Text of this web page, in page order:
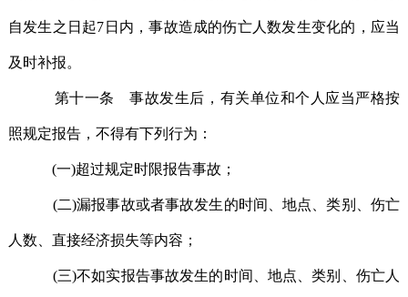
自发生之日起7日内，事故造成的伤亡人数发生变化的，应当
及时补报。
第十一条 事故发生后，有关单位和个人应当严格按
照规定报告，不得有下列行为：
(一)超过规定时限报告事故；
(二)漏报事故或者事故发生的时间、地点、类别、伤亡
人数、直接经济损失等内容；
(三)不如实报告事故发生的时间、地点、类别、伤亡人